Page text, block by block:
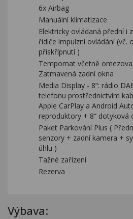
6x Airbag
Manuální klimatizace
Elektricky ovládaná přední i
řidiče impulzní ovládání (vč.
přiskřípnutí )
Tempomat včetně
Zatmavená zadní okna
Media Display - 8“: rádio
telefonu prostřednictvím
Apple CarPlay a Android
reproduktory + 8“ dotyková
Paket Parkování Plus (
senzory + zadní kamera +
úhlu )
Tažné zařízení
Rezerva
Výbava: